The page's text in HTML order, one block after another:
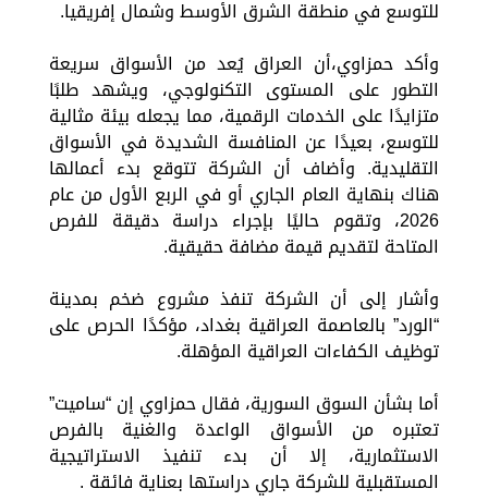
للتوسع في منطقة الشرق الأوسط وشمال إفريقيا.
وأكد حمزاوي،أن العراق يُعد من الأسواق سريعة
التطور على المستوى التكنولوجي، ويشهد طلبًا
متزايدًا على الخدمات الرقمية، مما يجعله بيئة مثالية
للتوسع، بعيدًا عن المنافسة الشديدة في الأسواق
التقليدية. وأضاف أن الشركة تتوقع بدء أعمالها
هناك بنهاية العام الجاري أو في الربع الأول من عام
2026، وتقوم حاليًا بإجراء دراسة دقيقة للفرص
المتاحة لتقديم قيمة مضافة حقيقية.
وأشار إلى أن الشركة تنفذ مشروع ضخم بمدينة
“الورد” بالعاصمة العراقية بغداد، مؤكدًا الحرص على
توظيف الكفاءات العراقية المؤهلة.
أما بشأن السوق السورية، فقال حمزاوي إن “ساميت”
تعتبره من الأسواق الواعدة والغنية بالفرص
الاستثمارية، إلا أن بدء تنفيذ الاستراتيجية
المستقبلية للشركة جاري دراستها بعناية فائقة .